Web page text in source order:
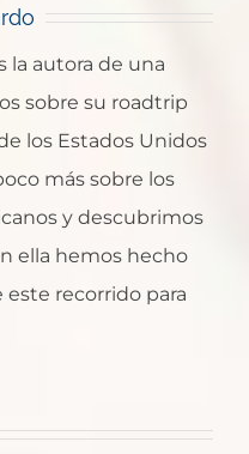
la autora de una
sobre su roadtrip
los Estados Unidos
más sobre los
y descubrimos
ella hemos hecho
recorrido para
Devils
y